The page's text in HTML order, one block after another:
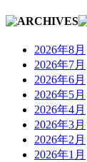
2026年8月
2026年7月
2026年6月
2026年5月
2026年4月
2026年3月
2026年2月
2026年1月